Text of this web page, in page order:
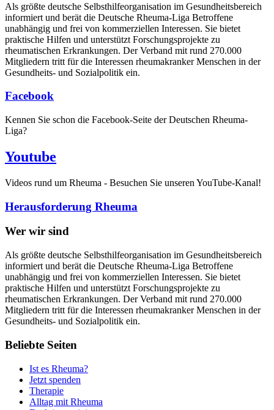
Als größte deutsche Selbsthilfe­organisation im Gesundheitsbereich
informiert und berät die Deutsche Rheuma-Liga Betroffene
unabhängig und frei von kommerziellen Interessen. Sie bietet
praktische Hilfen und unterstützt Forschungsprojekte zu
rheumatischen Erkrankungen. Der Verband mit rund 270.000
Mitgliedern tritt für die Interessen rheumakranker Menschen in der
Gesundheits- und Sozialpolitik ein.
Facebook
Kennen Sie schon die Facebook-Seite der Deutschen Rheuma-
Liga?
Youtube
Videos rund um Rheuma - Besuchen Sie unseren YouTube-Kanal!
Herausforderung Rheuma
Wer wir sind
Als größte deutsche Selbsthilfeorganisation im Gesundheitsbereich
informiert und berät die Deutsche Rheuma-Liga Betroffene
unabhängig und frei von kommerziellen Interessen. Sie bietet
praktische Hilfen und unterstützt Forschungsprojekte zu
rheumatischen Erkrankungen. Der Verband mit rund 270.000
Mitgliedern tritt für die Interessen rheumakranker Menschen in der
Gesundheits- und Sozialpolitik ein.
Beliebte Seiten
Ist es Rheuma?
Jetzt spenden
Therapie
Alltag mit Rheuma